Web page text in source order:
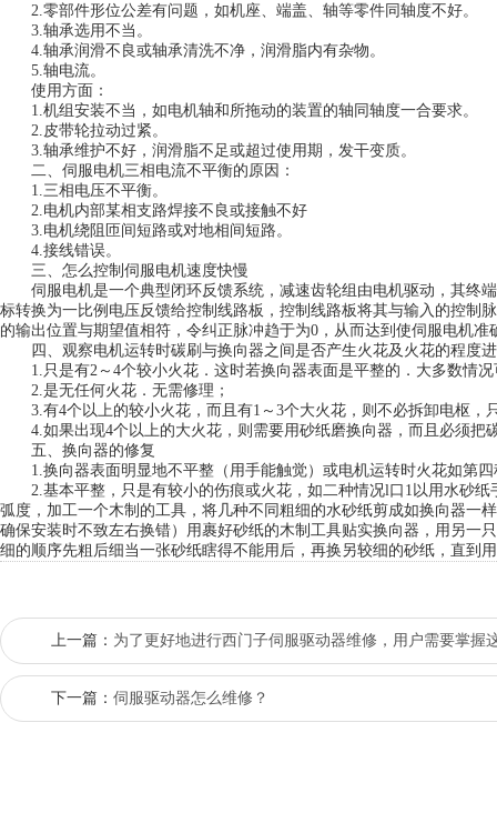
2.零部件形位公差有问题，如机座、端盖、轴等零件同轴度不好。
3.轴承选用不当。
4.轴承润滑不良或轴承清洗不净，润滑脂内有杂物。
5.轴电流。
使用方面：
1.机组安装不当，如电机轴和所拖动的装置的轴同轴度一合要求。
2.皮带轮拉动过紧。
3.轴承维护不好，润滑脂不足或超过使用期，发干变质。
二、伺服电机三相电流不平衡的原因：
1.三相电压不平衡。
2.电机内部某相支路焊接不良或接触不好
3.电机绕阻匝间短路或对地相间短路。
4.接线错误。
三、怎么控制伺服电机速度快慢
伺服电机是一个典型闭环反馈系统，减速齿轮组由电机驱动，其终
标转换为一比例电压反馈给控制线路板，控制线路板将其与输入的控制
的输出位置与期望值相符，令纠正脉冲趋于为0，从而达到使伺服电机准
四、观察电机运转时碳刷与换向器之间是否产生火花及火花的程度
1.只是有2～4个较小火花．这时若换向器表面是平整的．大多数情况
2.是无任何火花．无需修理；
3.有4个以上的较小火花，而且有1～3个大火花，则不必拆卸电枢，
4.如果出现4个以上的大火花，则需要用砂纸磨换向器，而且必须把
五、换向器的修复
1.换向器表面明显地不平整（用手能触觉）或电机运转时火花如第四
2.基本平整，只是有较小的伤痕或火花，如二种情况l口1以用水砂纸
弧度，加工一个木制的工具，将几种不同粗细的水砂纸剪成如换向器一
确保安装时不致左右换错）用裹好砂纸的木制工具贴实换向器，用另一
细的顺序先粗后细当一张砂纸瞎得不能用后，再换另较细的砂纸，直到
上一篇： 为了更好地进行西门子伺服驱动器维修，用户需要掌握
下一篇： 伺服驱动器怎么维修？